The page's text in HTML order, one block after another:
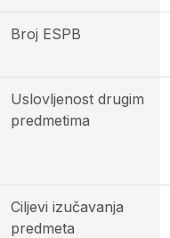
Broj ESPB
Uslovljenost drugim
predmetima
Ciljevi izučavanja
predmeta